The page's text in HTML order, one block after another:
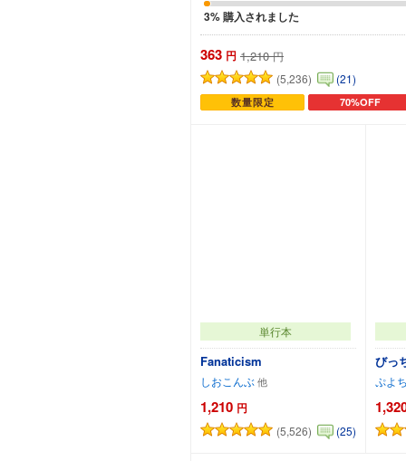
3% 購入されました
363 円 1,210 円
(5,236)
(21)
数量限定 70%OFF
カートに追加
単行本
Fanaticism
しおこんぶ
1,210 円
(5,526) (25)
カートに追加
びっ
ぷよ